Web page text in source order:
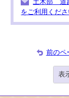
土木部 道
をご利用くださ
前のペ
表